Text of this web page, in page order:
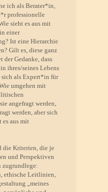
ich als Berater*in,
professionelle
sieht es aus mit
einer
Ist eine Hierarchie
Gilt es, diese ganz
der Gedanke, dass
ihres/seines Lebens
als Expert*in für
umgehen mit
angefragt werden,
werden, aber sich
es aus mit
die Kriterien, die je
und Perspektiven
zugrundlege:
ethische Leitlinien,
„meines